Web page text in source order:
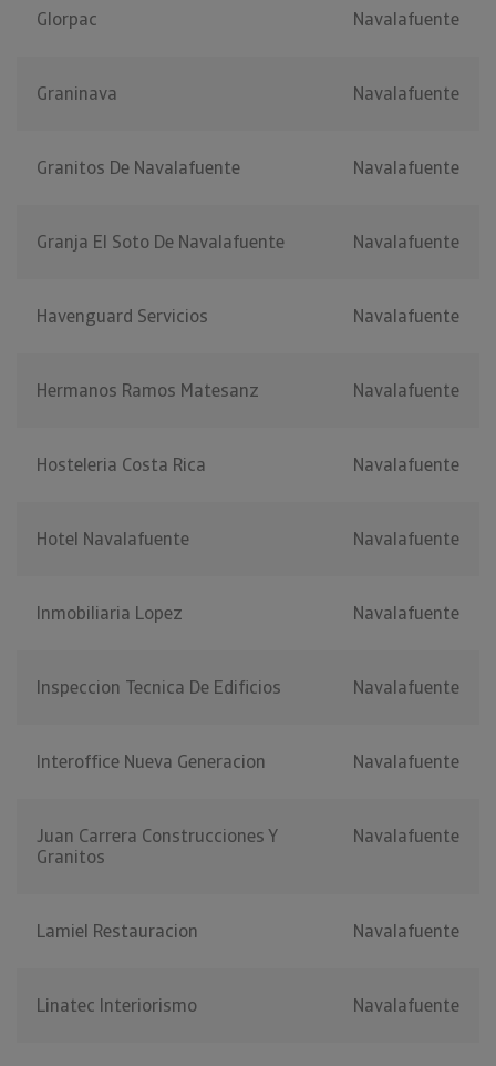
Glorpac Navalafuente
Graninava Navalafuente
Granitos De Navalafuente Navalafuente
Granja El Soto De Navalafuente Navalafuente
Havenguard Servicios Navalafuente
Hermanos Ramos Matesanz Navalafuente
Hosteleria Costa Rica Navalafuente
Hotel Navalafuente Navalafuente
Inmobiliaria Lopez Navalafuente
Inspeccion Tecnica De Edificios Navalafuente
Interoffice Nueva Generacion Navalafuente
Juan Carrera Construcciones Y
Granitos
Navalafuente
Lamiel Restauracion Navalafuente
Linatec Interiorismo Navalafuente